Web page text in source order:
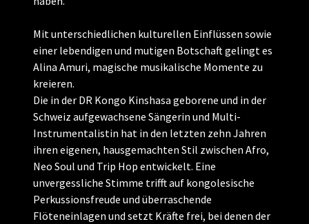
Mit unterschiedlichen kulturellen Einflüssen sowie
einer lebendigen und mutigen Botschaft gelingt es
Alina Amuri, magische musikalische Momente zu
kreieren.
Die in der DR Kongo Kinshasa geborene und in der
Schweiz aufgewachsene Sängerin und Multi-
Instrumentalistin hat in den letzten zehn Jahren
ihren eigenen, hausgemachten Stil zwischen Afro,
Neo Soul und Trip Hop entwickelt. Eine
unvergessliche Stimme trifft auf kongolesische
Perkussionsfreude und überraschende
Flöteneinlagen und setzt Kräfte frei, bei denen der